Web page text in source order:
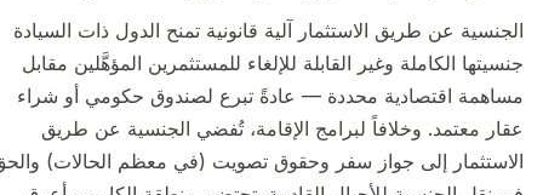
الجنسية عن طريق الاستثمار آلية قانونية تمنح الدول ذات السيادة
جنسيتها الكاملة وغير القابلة للإلغاء للمستثمرين المؤهَّلين مقابل
مساهمة اقتصادية محددة — عادةً تبرع لصندوق حكومي أو شراء
عقار معتمد. وخلافاً لبرامج الإقامة، تُفضي الجنسية عن طريق
الاستثمار إلى جواز سفر وحقوق تصويت (في معظم الحالات) والحق